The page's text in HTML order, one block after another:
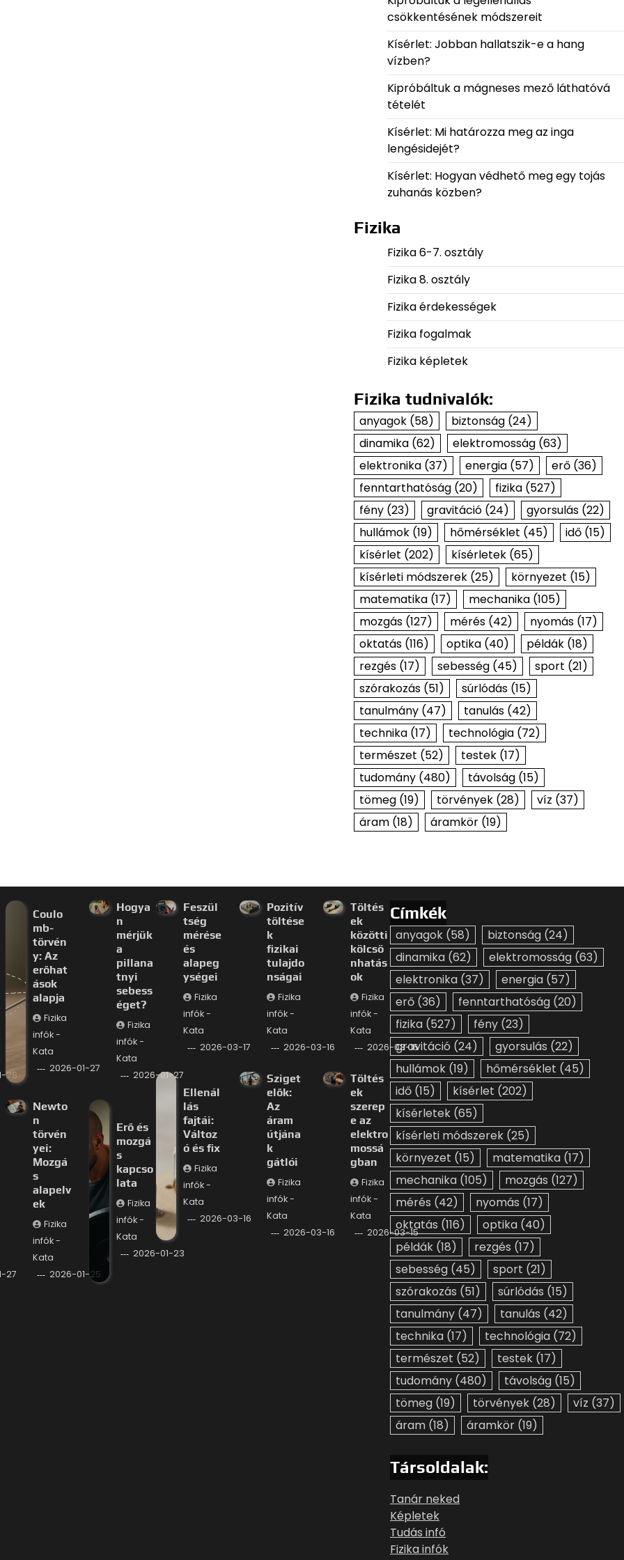
csökkentésének módszereit
Kísérlet: Jobban hallatszik-e a hang
vízben?
Kipróbáltuk a mágneses mező láthatóvá
tételét
Kísérlet: Mi határozza meg az inga
lengésidejét?
Kísérlet: Hogyan védhető meg egy tojás
zuhanás közben?
Fizika
Fizika 6-7. osztály
Fizika 8. osztály
Fizika érdekességek
Fizika fogalmak
Fizika képletek
Fizika tudnivalók:
anyagok(58) biztonság(24)
dinamika(62) elektromosság(63)
elektronika(37) energia(57) erő(36)
fenntarthatóság(20) fizika(527)
fény(23) gravitáció(24) gyorsulás(22)
hullámok(19) hőmérséklet (45) idő(15)
kísérlet (202) kísérletek(65)
kísérleti módszerek(25) környezet (15)
matematika(17) mechanika(105)
mozgás(127) mérés(42) nyomás(17)
oktatás(116) optika(40) példák(18)
rezgés(17) sebesség(45) sport (21)
szórakozás(51) súrlódás(15)
tanulmány(47) tanulás(42)
technika(17) technológia(72)
természet (52) testek(17)
tudomány(480) távolság(15)
tömeg(19) törvények(28) víz (37)
áram(18) áramkör(19)
28
Coulo
mb-
törvén
y: Az
erőhat
ások
alapja
Fizika
infók -
Kata
2026-01-27
Hogya
n
mérjük
a
pillana
tnyi
sebess
éget?
Fizika
infók -
Kata
2026-01-27
27
Newto
n
törvén
yei:
Mozgá
s
alapelv
ek
Fizika
infók -
Kata
2026-01-25
Erő és
mozgá
s
kapcso
lata
Fizika
infók -
Kata
2026-01-23
Feszül
tség
mérése
és
alapeg
ységei
Fizika
infók -
Kata
2026-03-17
Pozitív
töltése
k
fizikai
tulajdo
nságai
Fizika
infók -
Kata
2026-03-16
Töltés
ek
közötti
kölcsö
nhatás
ok
Fizika
infók -
Kata
2026-03-16
Ellenál
lás
fajtái:
Változ
ó és fix
Fizika
infók -
Kata
2026-03-16
Sziget
elők:
Az
áram
útjána
k
gátlói
Fizika
infók -
Kata
2026-03-16
Töltés
ek
szerep
e az
elektro
mossá
gban
Fizika
infók -
Kata
2026-03-15
Címkék
anyagok (58) biztonság (24)
dinamika (62) elektromosság (63)
elektronika (37) energia (57)
erő (36) fenntarthatóság (20)
fizika (527) fény (23)
gravitáció (24) gyorsulás (22)
hullámok (19) hőmérséklet (45)
idő (15) kísérlet (202)
kísérletek (65)
kísérleti módszerek (25)
környezet (15) matematika (17)
mechanika (105) mozgás (127)
mérés (42) nyomás (17)
oktatás (116) optika (40)
példák (18) rezgés (17)
sebesség (45) sport (21)
szórakozás (51) súrlódás (15)
tanulmány (47) tanulás (42)
technika (17) technológia (72)
természet (52) testek (17)
tudomány (480) távolság (15)
tömeg (19) törvények (28) víz (37)
áram (18) áramkör (19)
Társoldalak:
Tanár neked
Képletek
Tudás infó
Fizika infók